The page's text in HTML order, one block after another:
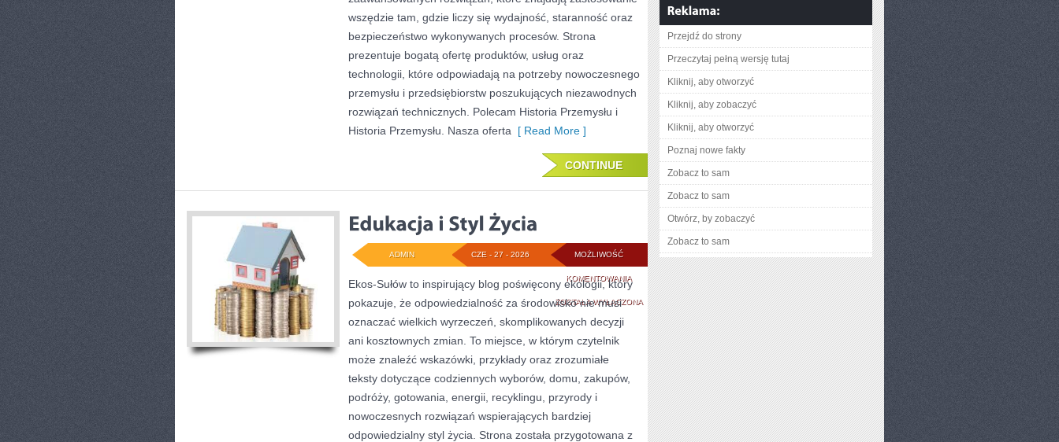
wszędzie tam, gdzie liczy się wydajność, staranność oraz
bezpieczeństwo wykonywanych procesów. Strona
prezentuje bogatą ofertę produktów, usług oraz
technologii, które odpowiadają na potrzeby nowoczesnego
przemysłu i przedsiębiorstw poszukujących niezawodnych
rozwiązań technicznych. Polecam Historia Przemysłu i
Historia Przemysłu. Nasza oferta [ Read More ]
CONTINUE
MOŻLIWOŚĆ
KOMENTOWANIAEDUKACJA
I
STYL
ŻYCIA
ZOSTAŁA WYŁĄCZONA
CZE - 27 - 2026
ADMIN
Ekos-Sułów to inspirujący blog poświęcony ekologii, który
pokazuje, że odpowiedzialność za środowisko nie musi
oznaczać wielkich wyrzeczeń, skomplikowanych decyzji
ani kosztownych zmian. To miejsce, w którym czytelnik
może znaleźć wskazówki, przykłady oraz zrozumiałe
teksty dotyczące codziennych wyborów, domu, zakupów,
podróży, gotowania, energii, recyklingu, przyrody i
nowoczesnych rozwiązań wspierających bardziej
odpowiedzialny styl życia. Strona została przygotowana z
Przejdź do strony
Przeczytaj pełną wersję tutaj
Kliknij, aby otworzyć
Kliknij, aby zobaczyć
Kliknij, aby otworzyć
Poznaj nowe fakty
Zobacz to sam
Zobacz to sam
Otwórz, by zobaczyć
Zobacz to sam